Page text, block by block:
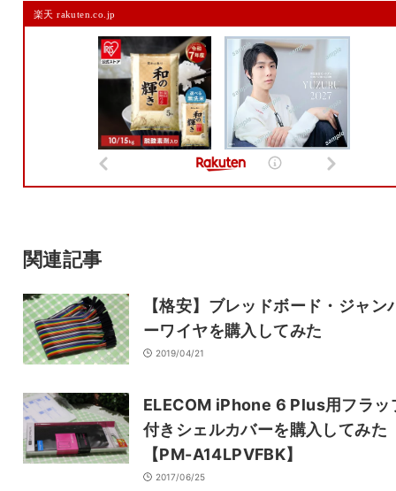
メールアドレスは公開されません。
また、コメント欄には、必ず日本語を含めてください（スパム対策）。
サイト
楽天 rakuten.co.jp
関連記事
【格安】ブレッドボード・ジャン
ーワイヤを購入してみた
2019/04/21
ELECOM iPhone 6 Plus用フラッ
付きシェルカバーを購入してみた
【PM-A14LPVFBK】
2017/06/25